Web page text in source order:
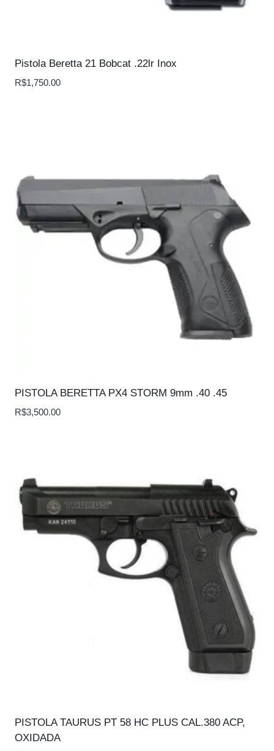
Pistola Beretta 21 Bobcat .22lr Inox
R$1,750.00
PISTOLA BERETTA PX4 STORM 9mm .40 .45
R$3,500.00
PISTOLA TAURUS PT 58 HC PLUS CAL.380 ACP,
OXIDADA